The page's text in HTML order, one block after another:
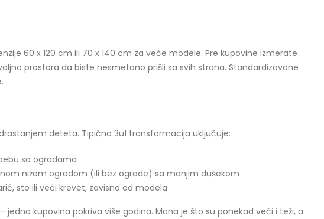
60 x 120 cm ili 70 x 140 cm za veće modele. Pre kupovine izmerate
prostora da biste nesmetano prišli sa svih strana. Standardizovane
deteta. Tipična 3u1 transformacija uključuje:
sa ogradama
nižom ogradom (ili bez ograde) sa manjim dušekom
sto ili veći krevet, zavisno od modela
kupovina pokriva više godina. Mana je što su ponekad veći i teži, a